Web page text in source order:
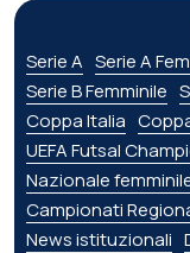
Serie A Serie A
Serie B Femminile
Coppa Italia
UEFA Futsal
Nazionale
Campionati
News istituzionali